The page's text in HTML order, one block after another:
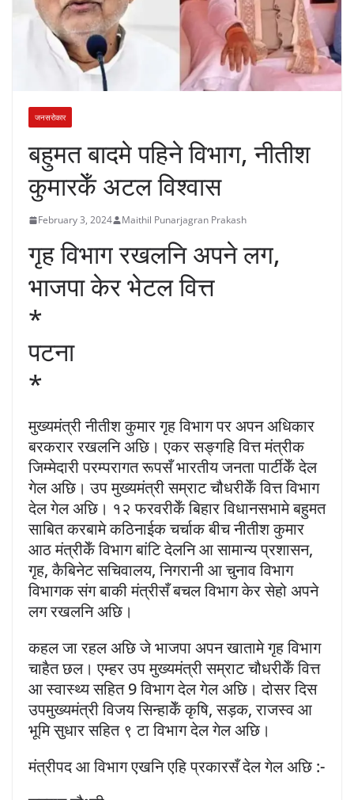
जनसरोकार
बहुमत बादमे पहिने विभाग, नीतीश
कुमारकेँ अटल विश्वास
February 3, 2024 Maithil Punarjagran Prakash
गृह विभाग रखलनि अपने लग,
भाजपा केर भेटल वित्त
*
पटना
*
मुख्यमंत्री नीतीश कुमार गृह विभाग पर अपन अधिकार
बरकरार रखलनि अछि। एकर सङ्गहि वित्त मंत्रीक
जिम्मेदारी परम्परागत रूपसँ भारतीय जनता पार्टीकेँ देल
गेल अछि। उप मुख्यमंत्री सम्राट चौधरीकेँ वित्त विभाग
देल गेल अछि। १२ फरवरीकेँ बिहार विधानसभामे बहुमत
साबित करबामे कठिनाईक चर्चाक बीच नीतीश कुमार
आठ मंत्रीकेँ विभाग बांटि देलनि आ सामान्य प्रशासन,
गृह, कैबिनेट सचिवालय, निगरानी आ चुनाव विभाग
विभागक संग बाकी मंत्रीसँ बचल विभाग केर सेहो अपने
लग रखलनि अछि।
कहल जा रहल अछि जे भाजपा अपन खातामे गृह विभाग
चाहैत छल। एम्हर उप मुख्यमंत्री सम्राट चौधरीकेँ वित्त
आ स्वास्थ्य सहित 9 विभाग देल गेल अछि। दोसर दिस
उपमुख्यमंत्री विजय सिन्हाकेँ कृषि, सड़क, राजस्व आ
भूमि सुधार सहित ९ टा विभाग देल गेल अछि।
मंत्रीपद आ विभाग एखनि एहि प्रकारसँ देल गेल अछि :-